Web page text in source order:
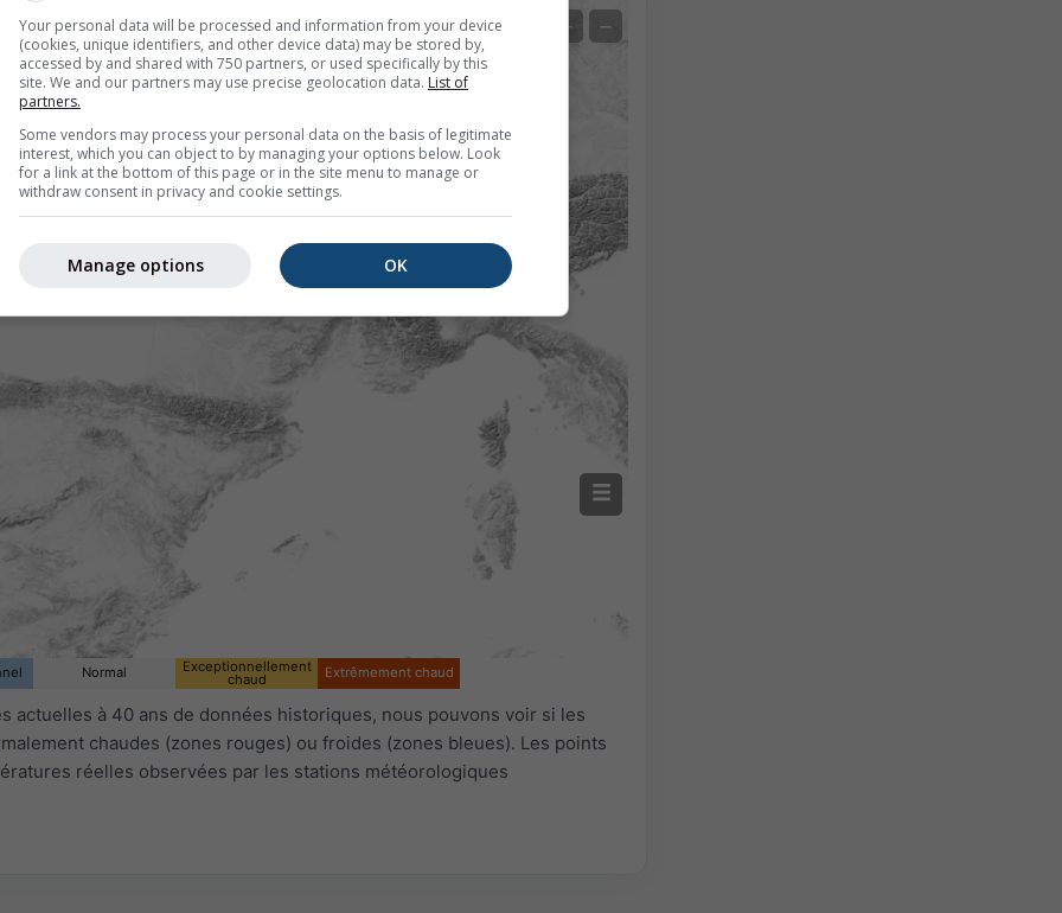
+ −
Normal Exceptionnellement
chaud Extrêmement chaud
actuelles à 40 ans de données historiques, nous pouvons voir si les
chaudes (zones rouges) ou froides (zones bleues). Les points
réelles observées par les stations météorologiques
Your personal data will be processed and information from your device
(cookies, unique identifiers, and other device data) may be stored by,
accessed by and shared with 750 partners, or used specifically by this
site. We and our partners may use precise geolocation data. List of
partners.
Some vendors may process your personal data on the basis of legitimate
interest, which you can object to by managing your options below. Look
for a link at the bottom of this page or in the site menu to manage or
withdraw consent in privacy and cookie settings.
OK
Manage options